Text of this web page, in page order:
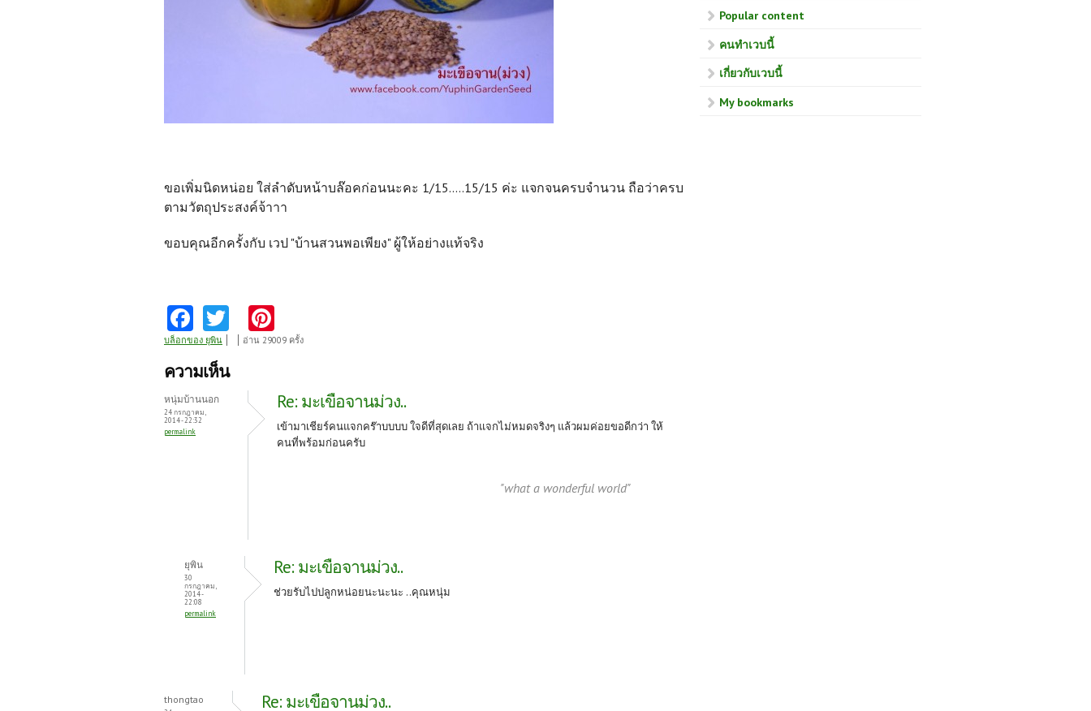
ขอเพิ่มนิดหน่อย ใส่ลำดับหน้าบล๊อคก่อนนะคะ 1/15.....15/15 ค่ะ แจกจนครบจำนวน ถือว่าครบ
ตามวัตถุประสงค์จ้าาา
ขอบคุณอีกครั้งกับ เวป "บ้านสวนพอเพียง" ผู้ให้อย่างแท้จริง
Fa
ce
b
o
o
k
w
itt
er
nt
es
t
บล็อกของ ยุพิน อ่าน 29009 ครั้ง
ความเห็น
หนุ่มบ้านนอก
24 กรกฎาคม,
2014 - 22:32
permalink
Re: มะเขือจานม่วง..
เข้ามาเชียร์คนแจกคร๊าบบบบ ใจดีที่สุดเลย ถ้าแจกไม่หมดจริงๆ แล้วผมค่อยขอดีกว่า ให้
คนที่พร้อมก่อนครับ
"what a wonderful world"
ยุพิน
30
กรกฎาคม,
2014 -
22:08
permalink
Re: มะเขือจานม่วง..
ช่วยรับไปปลูกหน่อยนะนะนะ ..คุณหนุ่ม
thongtao Re: มะเขือจานม่วง..
Popular content
คนทำเวบนี้
เกี่ยวกับเวบนี้
My bookmarks